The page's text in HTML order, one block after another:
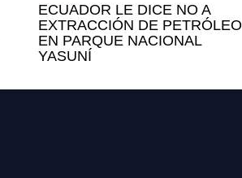
ECUADOR LE DICE NO A
EXTRACCIÓN DE PETRÓLEO
EN PARQUE NACIONAL
YASUNÍ